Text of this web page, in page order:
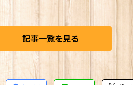
記事一覧を見る